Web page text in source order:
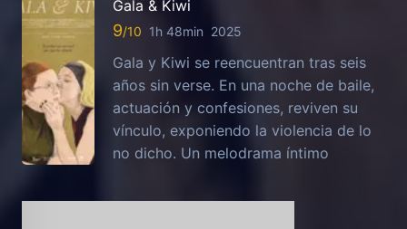
Gala & Kiwi
9 1h 48min 2025
Gala y Kiwi se reencuentran tras seis
años sin verse. En una noche de baile,
actuación y confesiones, reviven su
vínculo, exponiendo la violencia de lo
no dicho. Un melodrama íntimo